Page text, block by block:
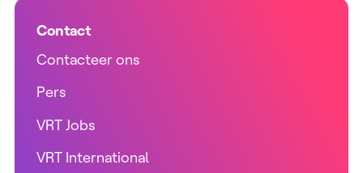
Contact
Contacteer ons
Pers
VRT Jobs
VRT International